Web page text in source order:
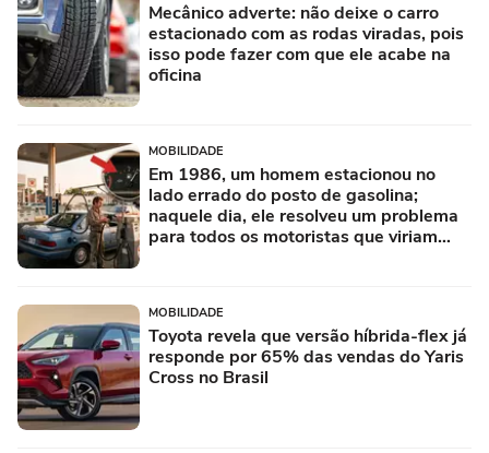
Mecânico adverte: não deixe o carro
estacionado com as rodas viradas, pois
isso pode fazer com que ele acabe na
oficina
MOBILIDADE
Em 1986, um homem estacionou no
lado errado do posto de gasolina;
naquele dia, ele resolveu um problema
para todos os motoristas que viriam
MOBILIDADE
Toyota revela que versão híbrida-flex já
responde por 65% das vendas do Yaris
Cross no Brasil